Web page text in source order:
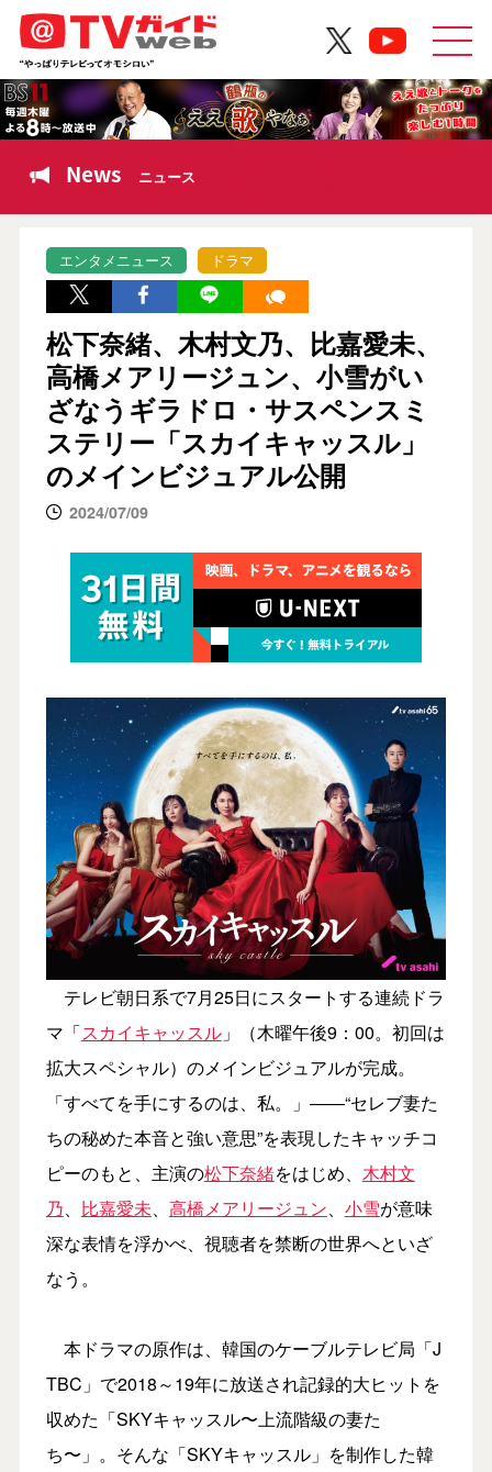
News ニュース
エンタメニュース ドラマ
松下奈緒、木村文乃、比嘉愛未、
高橋メアリージュン、小雪がい
ざなうギラドロ・サスペンスミ
ステリー「スカイキャッスル」
のメインビジュアル公開
2024/07/09
テレビ朝日系で7月25日にスタートする連続ドラ
マ「スカイキャッスル」（木曜午後9：00。初回は
拡大スペシャル）のメインビジュアルが完成。
「すべてを手にするのは、私。」――“セレブ妻た
ちの秘めた本音と強い意思”を表現したキャッチコ
ピーのもと、主演の松下奈緒をはじめ、 木村文
乃、 比嘉愛未、 高橋メアリージュン、 小雪が意味
深な表情を浮かべ、視聴者を禁断の世界へといざ
なう。
本ドラマの原作は、韓国のケーブルテレビ局「J
TBC」で2018～19年に放送され記録的大ヒットを
収めた「SKYキャッスル〜上流階級の妻た
ち〜」。そんな「SKYキャッスル」を制作した韓